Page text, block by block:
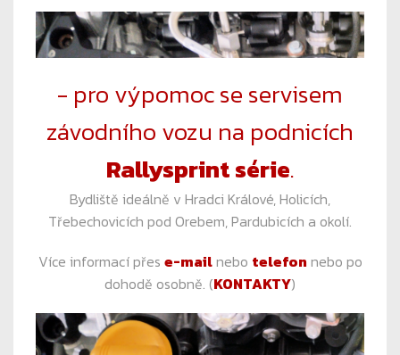
- pro výpomoc se servisem
závodního vozu na podnicích
Rallysprint série.
Bydliště ideálně v Hradci Králové, Holicích,
Třebechovicích pod Orebem, Pardubicích a okolí.
Více informací přes e-mailnebo telefon nebo po
dohodě osobně. (KONTAKTY)